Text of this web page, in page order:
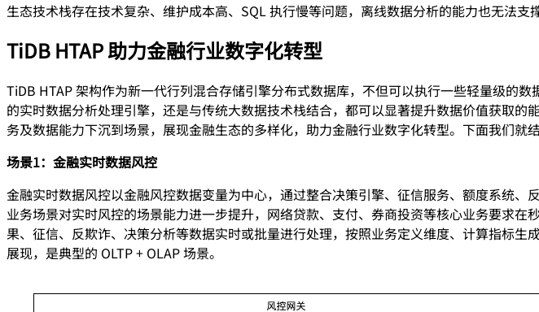
生态技术栈存在技术复杂、维护成本高、SQL 执行慢等问题，离线数据分析的能力也无法
TiDB HTAP 助力金融行业数字化转型
TiDB HTAP 架构作为新一代行列混合存储引擎分布式数据库，不但可以执行一些轻量级的
的实时数据分析处理引擎，还是与传统大数据技术栈结合，都可以显著提升数据价值获取
务及数据能力下沉到场景，展现金融生态的多样化，助力金融行业数字化转型。下⾯我们就
场景1：金融实时数据风控
金融实时数据风控以金融风控数据变量为中心，通过整合决策引擎、征信服务、额度系统
业务场景对实时风控的场景能力进一步提升，网络贷款、支付、券商投资等核心业务要求
果、征信、反欺诈、决策分析等数据实时或批量进行处理，按照业务定义维度、计算指标
展现，是典型的 OLTP + OLAP 场景。